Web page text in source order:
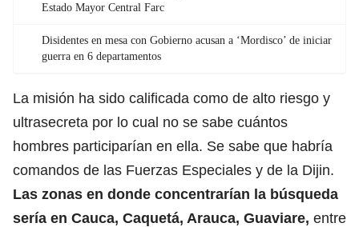
Estado Mayor Central Farc
Disidentes en mesa con Gobierno acusan a ‘Mordisco’ de iniciar
guerra en 6 departamentos
La misión ha sido calificada como de alto riesgo y
ultrasecreta por lo cual no se sabe cuántos
hombres participarían en ella. Se sabe que habría
comandos de las Fuerzas Especiales y de la Dijin.
Las zonas en donde concentrarían la búsqueda
sería en Cauca, Caquetá, Arauca, Guaviare, entre